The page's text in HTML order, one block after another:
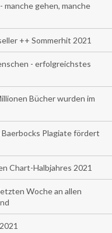
gehen, manche
++ Sommerhit 2021
- erfolgreichstes
Bücher wurden im
Plagiate fördert
Chart-Halbjahres 2021
Woche an allen